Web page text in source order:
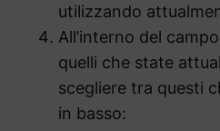
utilizzando
All’interno del
quelli che state
scegliere tra questi
in basso: